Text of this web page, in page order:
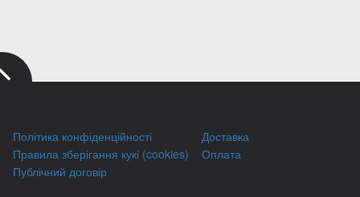
Політика конфіденційності
Правила зберігання кукі (cookies)
Публічний договір
Доставка
Оплата